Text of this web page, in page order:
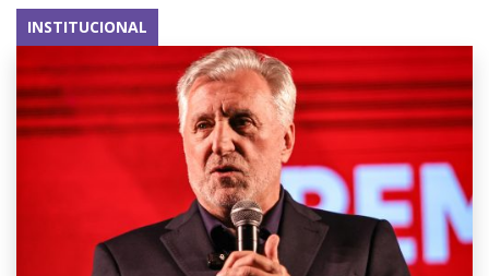
INSTITUCIONAL